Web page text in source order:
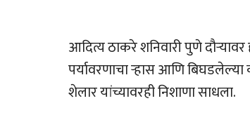
आदित्य ठाकरे शनिवारी पुणे
पर्यावरणाचा र्‍हास आणि
शेलार यांच्यावरही निशाणा साधला.